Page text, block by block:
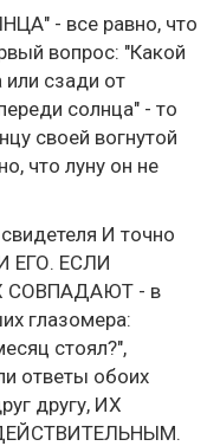
- все равно, что
вопрос: "Какой
сзади от
солнца" - то
своей вогнутой
что луну он не
И точно
ЕГО. ЕСЛИ
СОВПАДАЮТ - в
глазомера:
стоял?",
ответы обоих
другу, ИХ